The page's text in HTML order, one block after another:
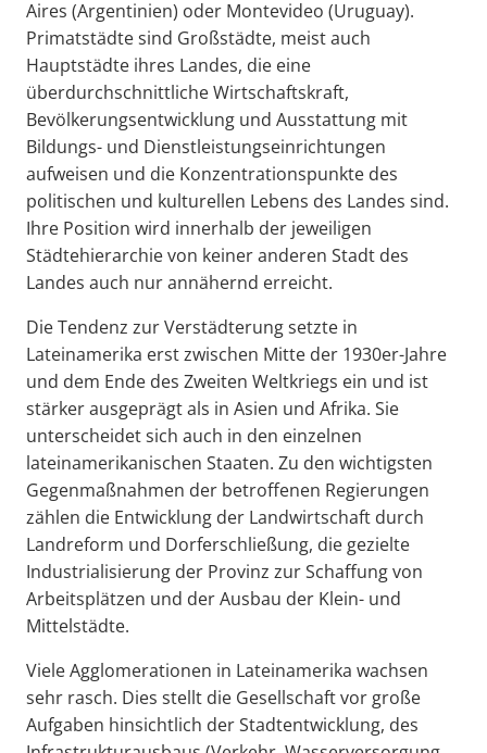
Aires (Argentinien) oder Montevideo (Uruguay).
Primatstädte sind Großstädte, meist auch
Hauptstädte ihres Landes, die eine
überdurchschnittliche Wirtschaftskraft,
Bevölkerungsentwicklung und Ausstattung mit
Bildungs- und Dienstleistungseinrichtungen
aufweisen und die Konzentrationspunkte des
politischen und kulturellen Lebens des Landes sind.
Ihre Position wird innerhalb der jeweiligen
Städtehierarchie von keiner anderen Stadt des
Landes auch nur annähernd erreicht.
Die Tendenz zur Verstädterung setzte in
Lateinamerika erst zwischen Mitte der 1930er-Jahre
und dem Ende des Zweiten Weltkriegs ein und ist
stärker ausgeprägt als in Asien und Afrika. Sie
unterscheidet sich auch in den einzelnen
lateinamerikanischen Staaten. Zu den wichtigsten
Gegenmaßnahmen der betroffenen Regierungen
zählen die Entwicklung der Landwirtschaft durch
Landreform und Dorferschließung, die gezielte
Industrialisierung der Provinz zur Schaffung von
Arbeitsplätzen und der Ausbau der Klein- und
Mittelstädte.
Viele Agglomerationen in Lateinamerika wachsen
sehr rasch. Dies stellt die Gesellschaft vor große
Aufgaben hinsichtlich der Stadtentwicklung, des